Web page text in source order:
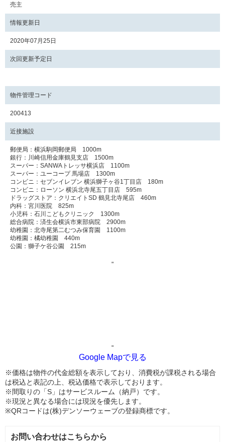
売主
情報更新日
2020年07月25日
次回更新予定日
物件管理コード
200413
近接施設
郵便局：横浜駒岡郵便局 1000m
銀行：川崎信用金庫鶴見支店 1500m
スーパー：SANWAトレッサ横浜店 1100m
スーパー：ユーコープ 馬場店 1300m
コンビニ：セブンイレブン 横浜獅子ヶ谷1丁目店 180m
コンビニ：ローソン 横浜北寺尾五丁目店 595m
ドラッグストア：クリエイトSD 鶴見北寺尾店 460m
内科：宮川医院 825m
小児科：石川こどもクリニック 1300m
総合病院：済生会横浜市東部病院 2900m
幼稚園：北寺尾第二むつみ保育園 1100m
幼稚園：橘幼稚園 440m
公園：獅子ケ谷公園 215m
"
"
Google Mapで見る
※価格は物件の代金総額を表示しており、消費税が課税される場合
は税込と表記の上、税込価格で表示しております。
※間取りの「S」はサービスルーム（納戸）です。
※現況と異なる場合には現況を優先します。
※QRコードは(株)デンソーウェーブの登録商標です。
お問い合わせはこちらから